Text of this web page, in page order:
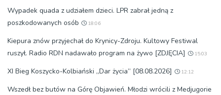
Wypadek quada z udziałem dzieci. LPR zabrał jedną z
poszkodowanych osób
18:06
Kiepura znów przyjechał do Krynicy-Zdroju. Kultowy Festiwal
ruszył. Radio RDN nadawało program na żywo [ZDJĘCIA]
15:03
XI Bieg Koszycko-Kolbiański „Dar życia” [08.08.2026] 12:12
Wszedł bez butów na Górę Objawień. Młodzi wrócili z Medjugorie